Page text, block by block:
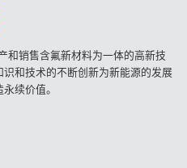
和销售含氟新材料为一体的高新技
和技术的不断创新为新能源的发展
续价值。